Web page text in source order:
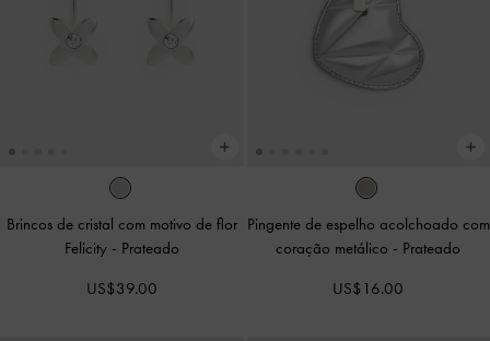
Brincos de cristal com motivo de flor
Felicity - Prateado
US$39.00
Pingente de espelho acolchoado com
coração metálico - Prateado
US$16.00